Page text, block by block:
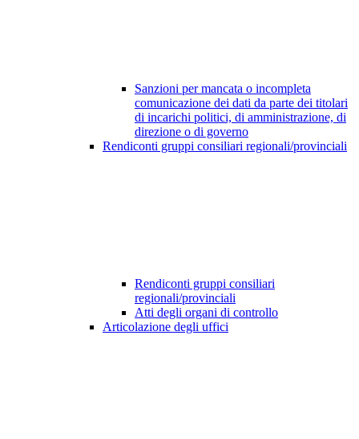
Sanzioni per mancata o incompleta
comunicazione dei dati da parte dei titolari
di incarichi politici, di amministrazione, di
direzione o di governo
Rendiconti gruppi consiliari regionali/provinciali
Rendiconti gruppi consiliari
regionali/provinciali
Atti degli organi di controllo
Articolazione degli uffici